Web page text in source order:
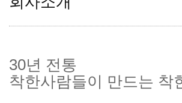
30년 전통
착한사람들이 만드는 착